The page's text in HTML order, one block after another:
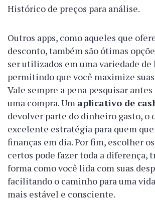
Histórico de preços para análise.
Outros apps, como aqueles que
desconto, também são ótimas
ser utilizados em uma variedade de
permitindo que você maximize suas
Vale sempre a pena pesquisar
uma compra. Um aplicativo de
devolver parte do dinheiro gasto, o
excelente estratégia para quem
finanças em dia. Por fim, escolher
certos pode fazer toda a diferença,
forma como você lida com suas
facilitando o caminho para uma
mais estável e consciente.